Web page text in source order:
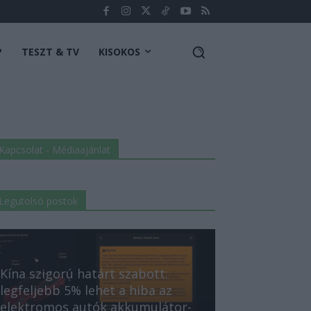
TESZT & TV KISOKOS
Kapcsolat - Médiaajánlat
Legutolsó postok
Kína szigorú határt szabott:
legfeljebb 5% lehet a hiba az
elektromos autók akkumulátor-